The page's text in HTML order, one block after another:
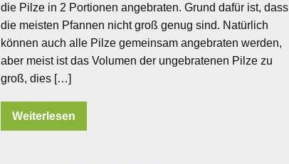
die Pilze in 2 Portionen angebraten. Grund dafür ist, dass
die meisten Pfannen nicht groß genug sind. Natürlich
können auch alle Pilze gemeinsam angebraten werden,
aber meist ist das Volumen der ungebratenen Pilze zu
groß, dies […]
Weiterlesen